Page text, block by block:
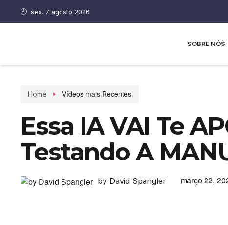
sex, 7 agosto 2026
SOBRE NÓS
Home Vídeos mais Recentes
Essa IA VAI Te
Testando A
by David Spangler março 22,